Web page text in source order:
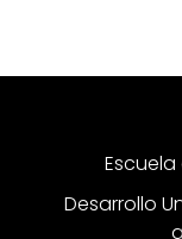
Desarrollo